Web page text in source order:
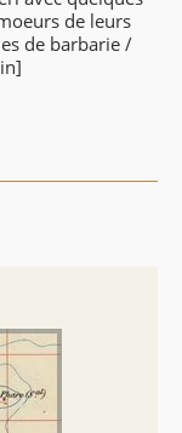
de leurs
de barbarie /